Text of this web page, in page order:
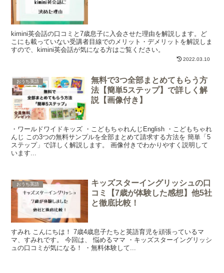
kimini英会話の口コミと7歳息子に入会させた理由を解説します。ど
こにも載っていない受講者目線でのメリット・デメリットを解説しま
すので、kimini英会話が気になる方はご覧ください。
2022.03.10
おうち英語
無料で3つ全部まとめてもらう方
法【簡単5ステップ】で詳しく解
説【画像付き】
・ワールドワイドキッズ ・こどもちゃれんじEnglish ・こどもちゃれ
んじ この3つの無料サンプルを全部まとめて請求する方法を 簡単「5
ステップ」で詳しく解説します。 画像付きでわかりやすく説明して
います...
おうち英語
キッズスターイングリッシュの口
コミ【7歳が体験した感想】他5社
と徹底比較！
すみれ こんにちは！ 7歳4歳息子たちと英語育児を頑張っているマ
マ、すみれです。 今回は、 悩めるママ ・キッズスターイングリッシ
ュの口コミが気になる！ ・無料体験して...